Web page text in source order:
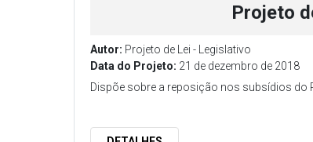
Projeto
Autor: Projeto de Lei - Legislativo
Data do Projeto: 21 de dezembro de 2018
Dispõe sobre a reposição nos subsídios do